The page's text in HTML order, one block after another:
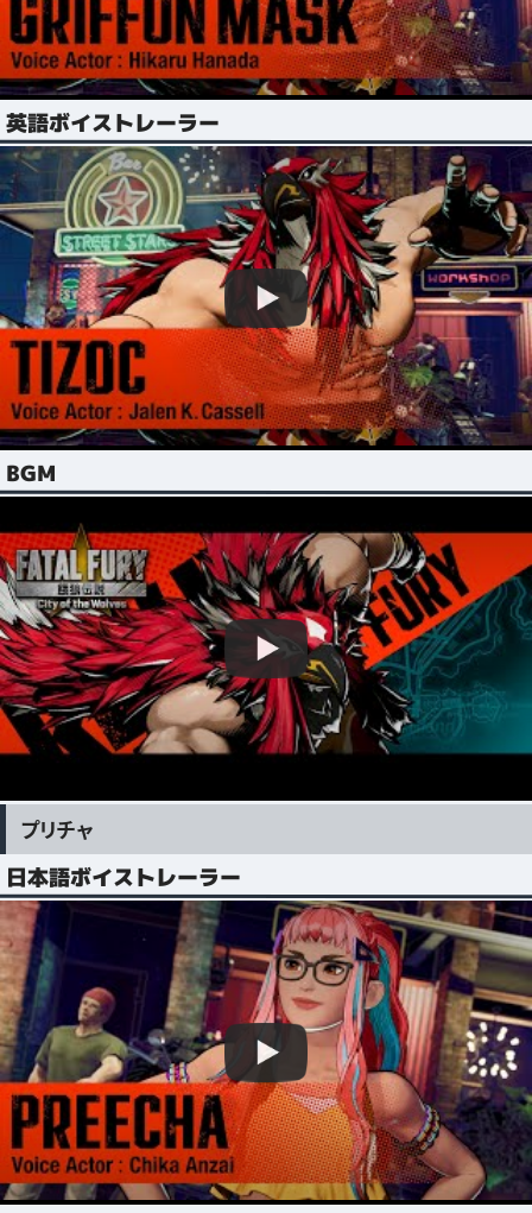
英語ボイストレーラー
BGM
プリチャ
日本語ボイストレーラー